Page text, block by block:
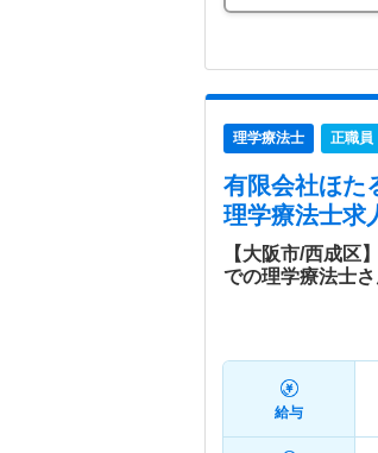
理学療法士 正職員
有限会社ほた
理学療法士求
【大阪市/西成区
での理学療法士
給与